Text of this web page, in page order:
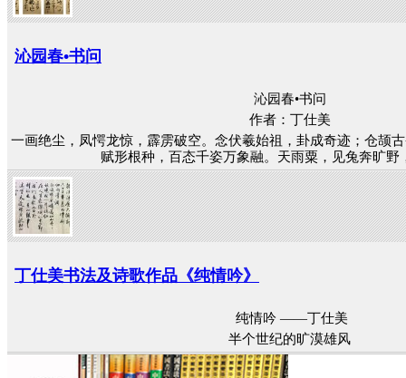
沁园春•书问
沁园春•书问
作者：丁仕美
一画绝尘，凤愕龙惊，霹雳破空。念伏羲始祖，卦成奇迹；仓颉
赋形根种，百态千姿万象融。天雨粟，见兔奔旷野
丁仕美书法及诗歌作品《纯情吟》
纯情吟 ——丁仕美
半个世纪的旷漠雄风